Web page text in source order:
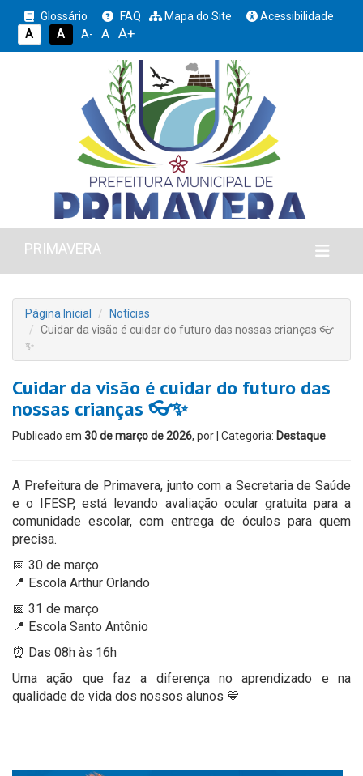
Glossário FAQ Mapa do Site
Acessibilidade
A
A A- A A+
PRIMAVERA
Página Inicial
Notícias
Cuidar da visão é cuidar do futuro das nossas crianças 👓
✨
Cuidar da visão é cuidar do futuro das
nossas crianças 👓✨
Publicado em 30 de março de 2026, por | Categoria: Destaque
A Prefeitura de Primavera, junto com a Secretaria de Saúde
e o IFESP, está levando avaliação ocular gratuita para a
comunidade escolar, com entrega de óculos para quem
precisa.
📅 30 de março
📍 Escola Arthur Orlando
📅 31 de março
📍 Escola Santo Antônio
⏰ Das 08h às 16h
Uma ação que faz a diferença no aprendizado e na
qualidade de vida dos nossos alunos 💙